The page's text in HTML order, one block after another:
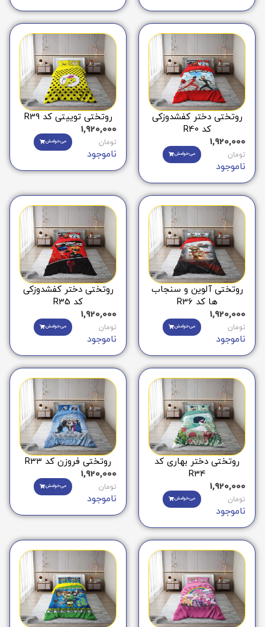
روتختی دختر کفشدوزکی
کد R40
1,920,000
تومان
ناموجود
می‌خوامش
روتختی توییتی کد R39
1,920,000
تومان
ناموجود
می‌خوامش
روتختی آلوین و سنجاب
ها کد R36
1,920,000
تومان
ناموجود
می‌خوامش
روتختی دختر کفشدوزکی
کد R35
1,920,000
تومان
ناموجود
می‌خوامش
روتختی دختر بهاری کد
R34
1,920,000
تومان
ناموجود
می‌خوامش
روتختی فروزن کد R33
1,920,000
تومان
ناموجود
می‌خوامش